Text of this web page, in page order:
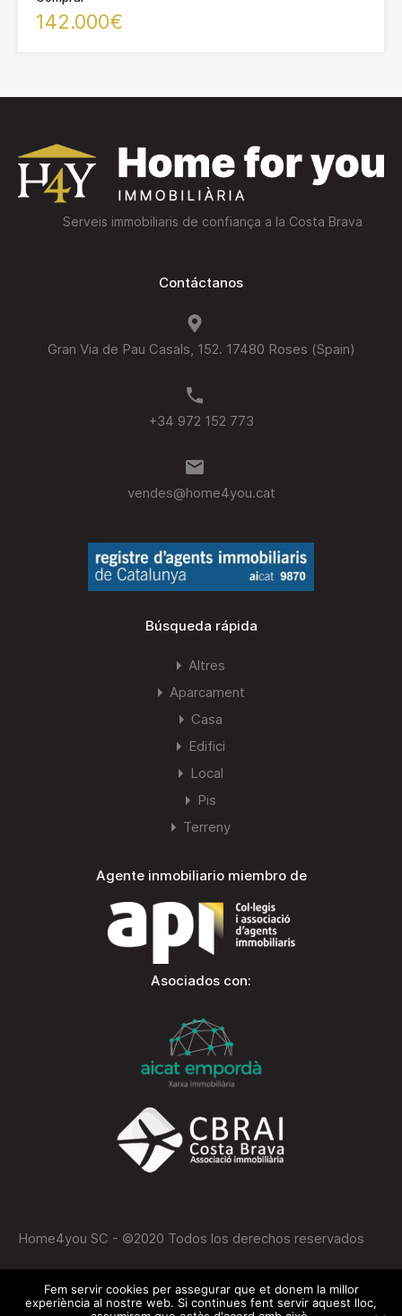
142.000€
Serveis immobiliaris de confiança a la Costa Brava
Contáctanos
Gran Via de Pau Casals, 152. 17480 Roses (Spain)
+34 972 152 773
vendes@home4you.cat
Búsqueda rápida
Altres
Aparcament
Casa
Edifici
Local
Pis
Terreny
Agente inmobiliario miembro de
Asociados con:
Home4you SC - ©2020 Todos los derechos reservados
Hablamos català, castellano, français, english and
deutsche.
Fem servir cookies per assegurar que et donem la millor
experiència al nostre web. Si continues fent servir aquest lloc,